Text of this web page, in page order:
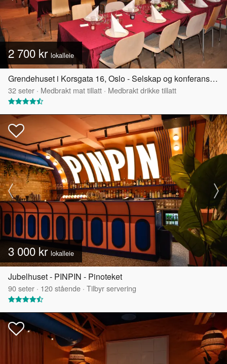
2 700 kr lokalleie
Grendehuset i Korsgata 16, Oslo - Selskap og konferanselokale
32seter · Medbrakt mat tillatt · Medbrakt drikke tillatt
3 000 kr lokalleie
Jubelhuset - PINPIN - Pinoteket
90seter · 120stående · Tilbyr servering